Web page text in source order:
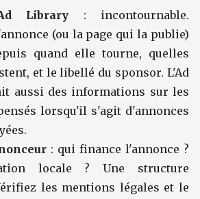
Library : incontournable.
(ou la page qui la publie)
quand elle tourne, quelles
et le libellé du sponsor. L'Ad
aussi des informations sur les
lorsqu'il s'agit d'annonces
: qui finance l'annonce ?
locale ? Une structure
les mentions légales et le